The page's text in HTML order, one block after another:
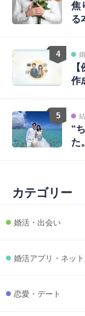
焦
る
4
作
5
“
た
カテゴリー
婚活・出会い
婚活アプリ・ネッ
恋愛・デート